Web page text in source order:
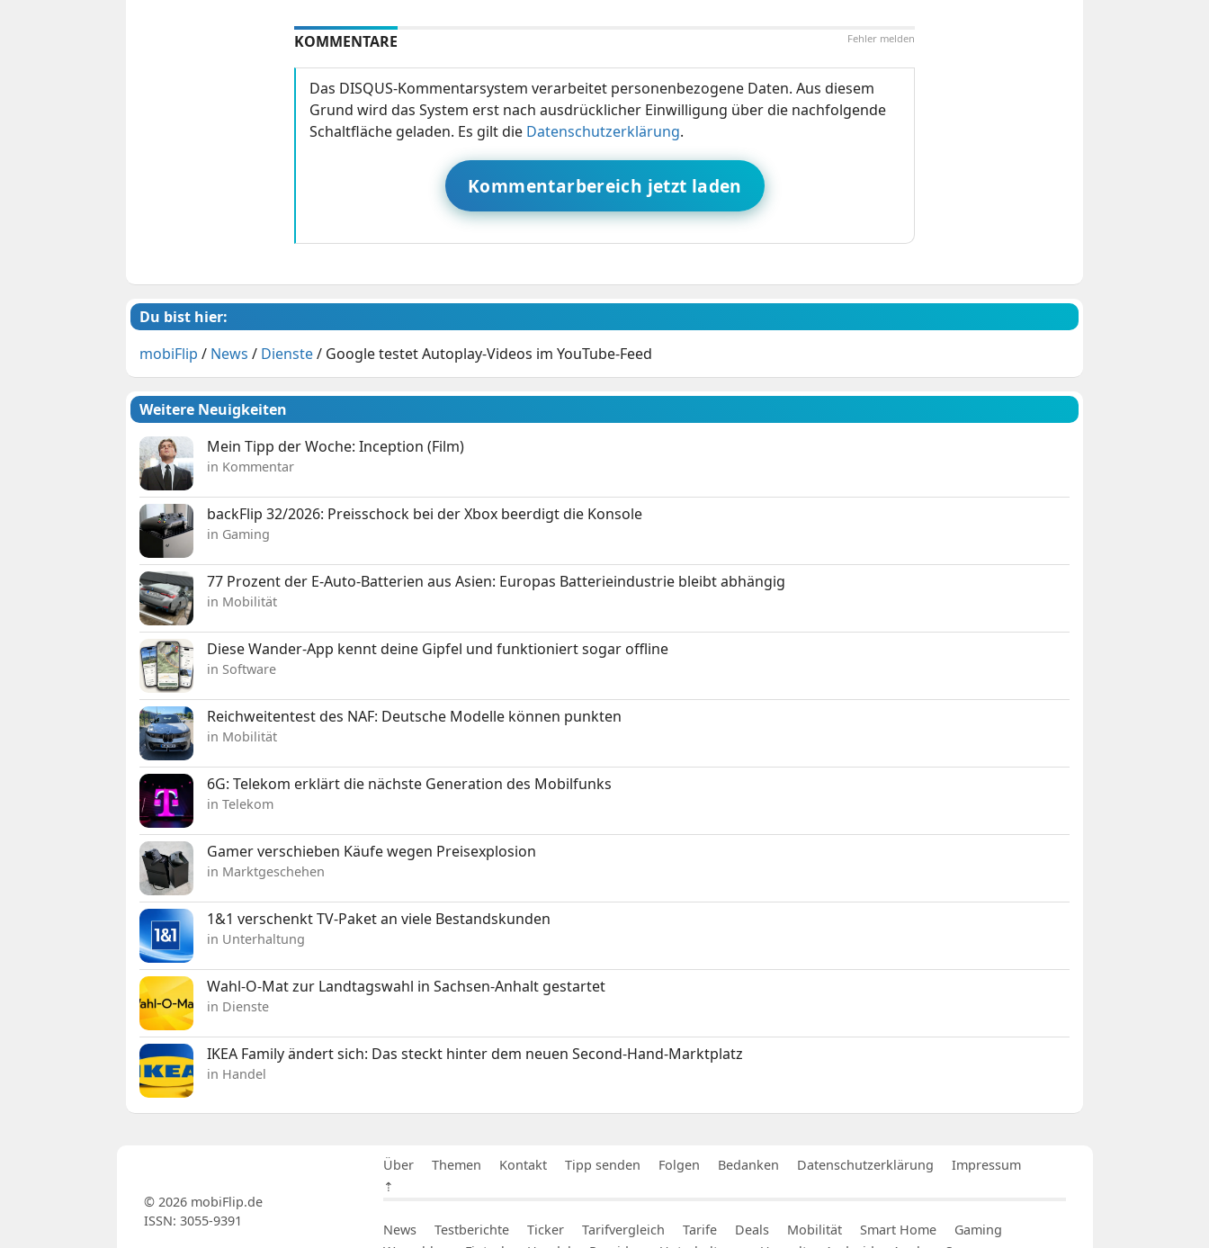
Fehler melden
KOMMENTARE
Das DISQUS-Kommentarsystem verarbeitet personenbezogene Daten. Aus diesem
Grund wird das System erst nach ausdrücklicher Einwilligung über die nachfolgende
Schaltfläche geladen. Es gilt die Datenschutzerklärung.
Kommentarbereich jetzt laden
Du bist hier:
mobiFlip / News / Dienste/ Google testet Autoplay-Videos im YouTube-Feed
Weitere Neuigkeiten
Mein Tipp der Woche: Inception (Film)
in Kommentar
backFlip 32/2026: Preisschock bei der Xbox beerdigt die Konsole
in Gaming
77 Prozent der E-Auto-Batterien aus Asien: Europas Batterieindustrie bleibt abhängig
in Mobilität
Diese Wander-App kennt deine Gipfel und funktioniert sogar offline
in Software
Reichweitentest des NAF: Deutsche Modelle können punkten
in Mobilität
6G: Telekom erklärt die nächste Generation des Mobilfunks
in Telekom
Gamer verschieben Käufe wegen Preisexplosion
in Marktgeschehen
1&1 verschenkt TV-Paket an viele Bestandskunden
in Unterhaltung
Wahl-O-Mat zur Landtagswahl in Sachsen-Anhalt gestartet
in Dienste
IKEA Family ändert sich: Das steckt hinter dem neuen Second-Hand-Marktplatz
in Handel
Über Themen Kontakt Tipp senden Folgen Bedanken Datenschutzerklärung
Impressum
⇡
News Testberichte Ticker Tarifvergleich Tarife Deals Mobilität Smart Home
Gaming
© 2026 mobiFlip.de
ISSN: 3055-9391